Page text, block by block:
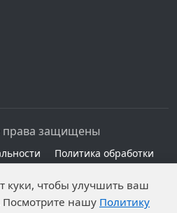
права защищены
Политика обработки
на сайте при
в соответствии с ч.1
куки, чтобы улучшить ваш
Посмотрите нашу Политику